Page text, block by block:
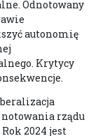
Odnotowany
autonomię
Krytycy
rządu
2024 jest